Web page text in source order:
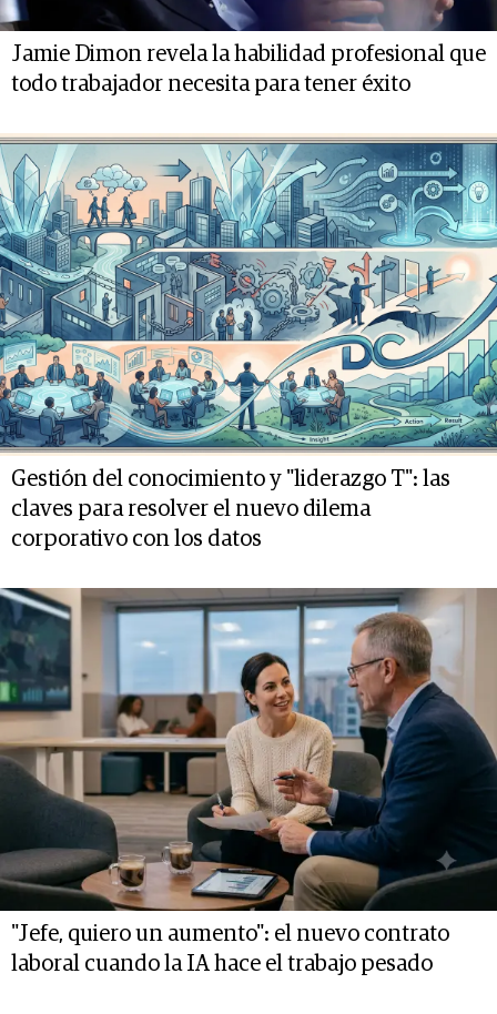
Jamie Dimon revela la habilidad profesional que
todo trabajador necesita para tener éxito
Gestión del conocimiento y "liderazgo T": las
claves para resolver el nuevo dilema
corporativo con los datos
"Jefe, quiero un aumento": el nuevo contrato
laboral cuando la IA hace el trabajo pesado